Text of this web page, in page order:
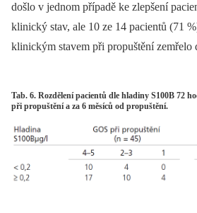
došlo v jednom případě ke zlepšení
klinický stav, ale 10 ze 14 pacientů (71
klinickým stavem při propuštění zemřelo
Tab. 6. Rozdělení pacientů dle hladiny S100B 72
při propuštění a za 6 měsíců od propuštění.